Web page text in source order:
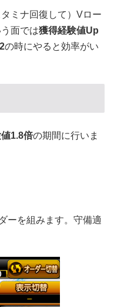
ミナ回復して）Vロー
面では獲得経験値Up
の時にやると効率がい
1.8倍の期間に行いま
ーを組みます。守備適